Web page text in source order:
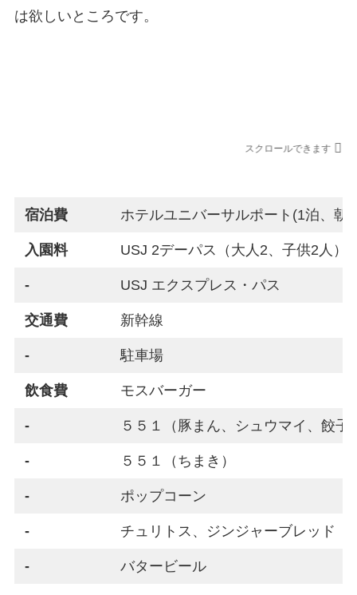
は欲しいところです。
スクロールできます
宿泊費 ホテルユニバーサルポート(1泊、朝
入園料 USJ 2デーパス（大人2、子供2人）
- USJ エクスプレス・パス
交通費 新幹線
- 駐車場
飲食費 モスバーガー
- ５５１（豚まん、シュウマイ、餃子
- ５５１（ちまき）
- ポップコーン
- チュリトス、ジンジャーブレッド
- バタービール